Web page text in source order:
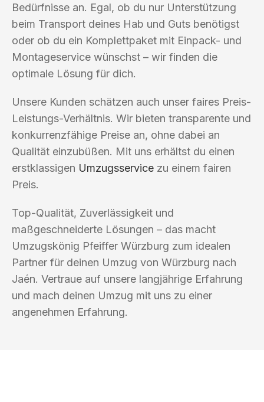
Bedürfnisse an. Egal, ob du nur Unterstützung
beim Transport deines Hab und Guts benötigst
oder ob du ein Komplettpaket mit Einpack- und
Montageservice wünschst – wir finden die
optimale Lösung für dich.
Unsere Kunden schätzen auch unser faires Preis-
Leistungs-Verhältnis. Wir bieten transparente und
konkurrenzfähige Preise an, ohne dabei an
Qualität einzubüßen. Mit uns erhältst du einen
erstklassigen Umzugsservice zu einem fairen
Preis.
Top-Qualität, Zuverlässigkeit und
maßgeschneiderte Lösungen – das macht
Umzugskönig Pfeiffer Würzburg zum idealen
Partner für deinen Umzug von Würzburg nach
Jaén. Vertraue auf unsere langjährige Erfahrung
und mach deinen Umzug mit uns zu einer
angenehmen Erfahrung.